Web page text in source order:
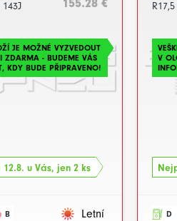
155.28 €
JE MOŽNÉ VYZVEDOUT
ZDARMA - BUDEME VÁS
KDY BUDE PŘIPRAVENO!
u Vás, jen 2 ks
B Letní
V
D